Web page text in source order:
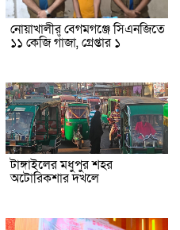
নোয়াখালীর বেগমগঞ্জে সিএনজিতে
১১ কেজি গাঁজা, গ্রেপ্তার ১
টাঙ্গাইলের মধুপুর শহর
অটোরিকশার দখলে